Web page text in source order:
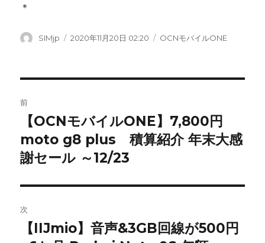
＊
投
SIMjp
投
2020年11月20日 02:20
カ
OCNモバイルONE
稿
ナ
ビ
ゲ
ー
前
の
投
【OCNモバイルONE】7,800円
moto g8 plus 積算紹介 年末大感
謝セール ～12/23
次
【IIJmio】音声&3GB回線が500円